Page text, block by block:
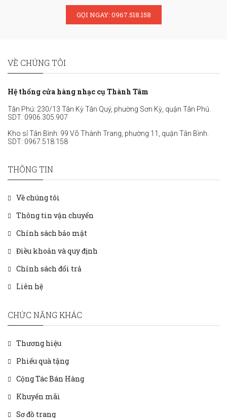
GỌI NGAY: 0967.518.158
VỀ CHÚNG TÔI
Hệ thống cửa hàng nhạc cụ Thành Tâm
Tân Phú: 230/13 Tân Kỳ Tân Quý, phường Sơn Kỳ, quận Tân Phú.
SDT: 0906.305.907
Kho sỉ Tân Bình: 99 Võ Thành Trang, phường 11, quận Tân Bình.
SDT: 0967.518.158
THÔNG TIN
Về chúng tôi
Thông tin vận chuyển
Chính sách bảo mật
Điều khoản và quy định
Chính sách đổi trả
Liên hệ
CHỨC NĂNG KHÁC
Thương hiệu
Phiếu quà tặng
Cộng Tác Bán Hàng
Khuyến mãi
Sơ đồ trang